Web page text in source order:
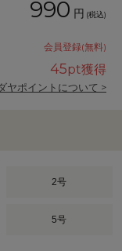
990 円 (税込)
会員登録(無料)
45pt獲得
ヤポイントについて >
2号
5号